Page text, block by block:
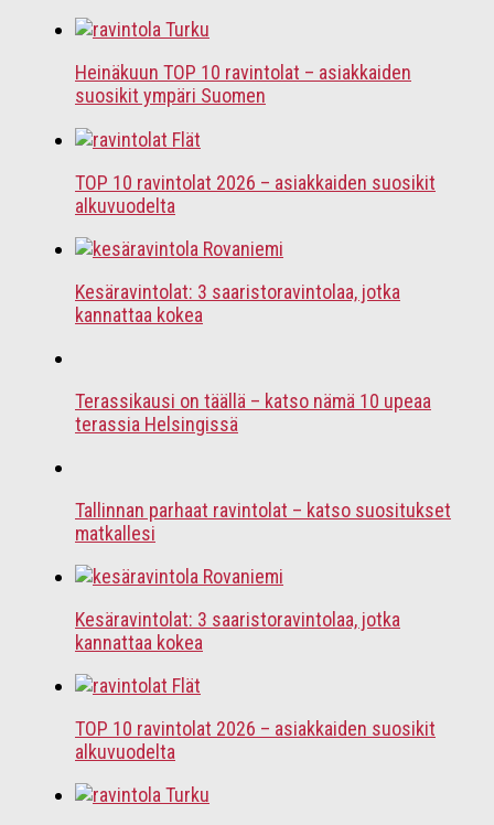
Heinäkuun TOP 10 ravintolat – asiakkaiden
suosikit ympäri Suomen
TOP 10 ravintolat 2026 – asiakkaiden suosikit
alkuvuodelta
Kesäravintolat: 3 saaristoravintolaa, jotka
kannattaa kokea
Terassikausi on täällä – katso nämä 10 upeaa
terassia Helsingissä
Tallinnan parhaat ravintolat – katso suositukset
matkallesi
Kesäravintolat: 3 saaristoravintolaa, jotka
kannattaa kokea
TOP 10 ravintolat 2026 – asiakkaiden suosikit
alkuvuodelta